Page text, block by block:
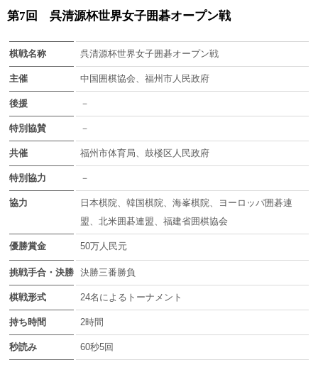
第7回 呉清源杯世界女子囲碁オープン戦
棋戦名称 呉清源杯世界女子囲碁オープン戦
主催 中国囲棋協会、福州市人民政府
後援 －
特別協賛 －
共催 福州市体育局、鼓楼区人民政府
特別協力 －
協力
日本棋院、韓国棋院、海峯棋院、ヨーロッパ囲碁連
盟、北米囲碁連盟、福建省囲棋協会
優勝賞金 50万人民元
挑戦手合・決勝 決勝三番勝負
棋戦形式 24名によるトーナメント
持ち時間 2時間
秒読み 60秒5回